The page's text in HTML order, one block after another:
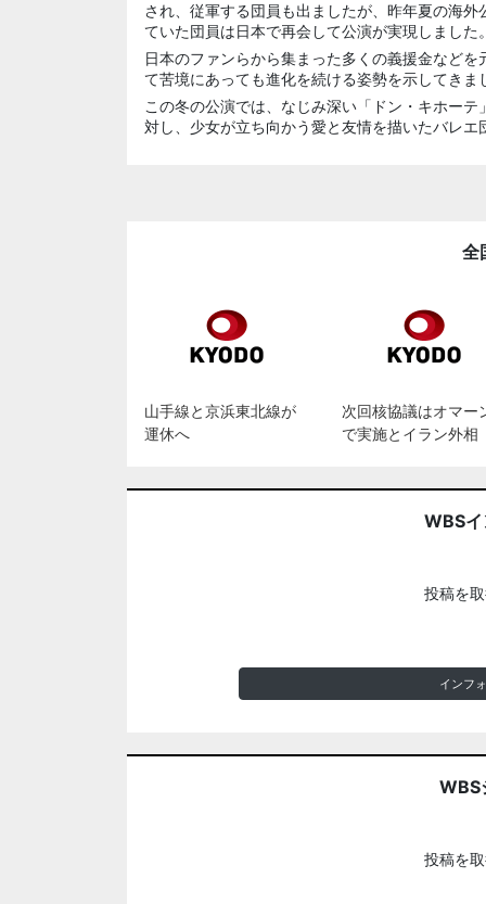
され、従軍する団員も出ましたが、昨年夏の海
ていた団員は日本で再会して公演が実現しました
日本のファンらから集まった多くの義援金など
て苦境にあっても進化を続ける姿勢を示してきま
この冬の公演では、なじみ深い「ドン・キホー
対し、少女が立ち向かう愛と友情を描いたバレ
全
山手線と京浜東北線が
運休へ
次回核協議はオマー
で実施とイラン外相
WBS
投稿を
インフ
WBS
投稿を